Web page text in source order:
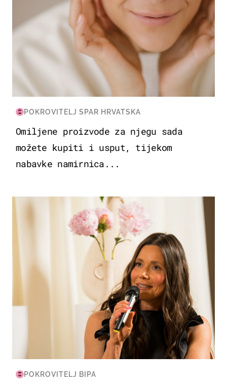
POKROVITELJ SPAR HRVATSKA
Omiljene proizvode za njegu sada
možete kupiti i usput, tijekom
nabavke namirnica...
MODA & LJEPOTA
POKROVITELJ BIPA